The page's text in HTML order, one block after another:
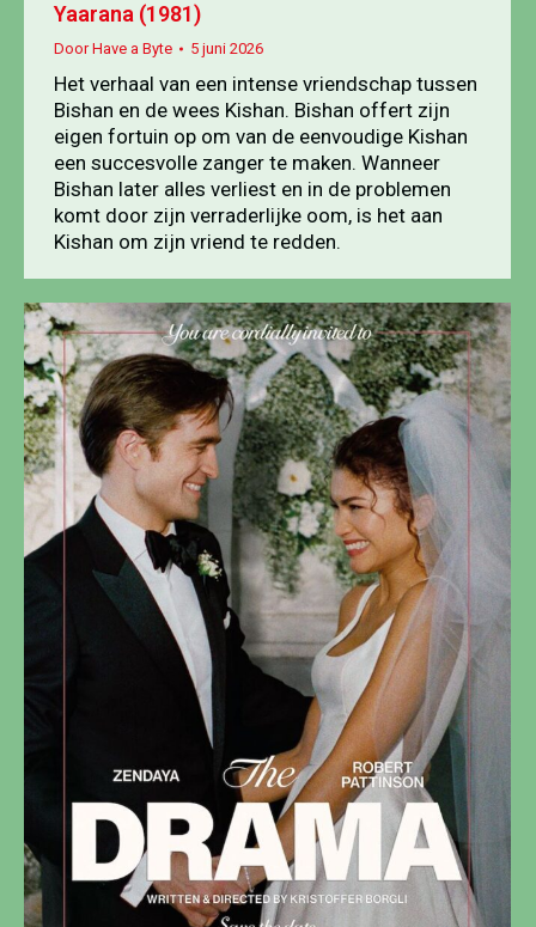
Yaarana (1981)
DoorHave a Byte 5 juni 2026
Het verhaal van een intense vriendschap tussen
Bishan en de wees Kishan. Bishan offert zijn
eigen fortuin op om van de eenvoudige Kishan
een succesvolle zanger te maken. Wanneer
Bishan later alles verliest en in de problemen
komt door zijn verraderlijke oom, is het aan
Kishan om zijn vriend te redden.